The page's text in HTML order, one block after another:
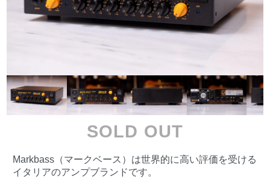
SOLD OUT
Markbass（マークベース）は世界的に高い評価を受ける
イタリアのアンプブランドです。